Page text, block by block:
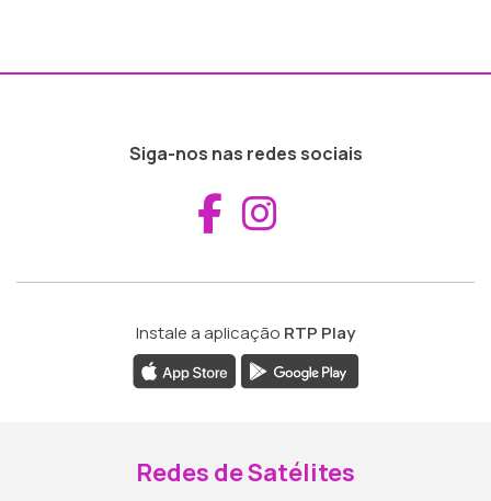
Siga-nos nas redes sociais
Aceder ao
Instale a aplicação RTP Play
Redes de Satélites